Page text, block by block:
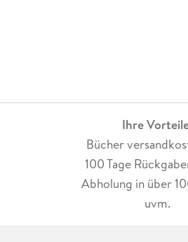
Ihre
Bücher
100 Tage
Abholung in über
uvm.